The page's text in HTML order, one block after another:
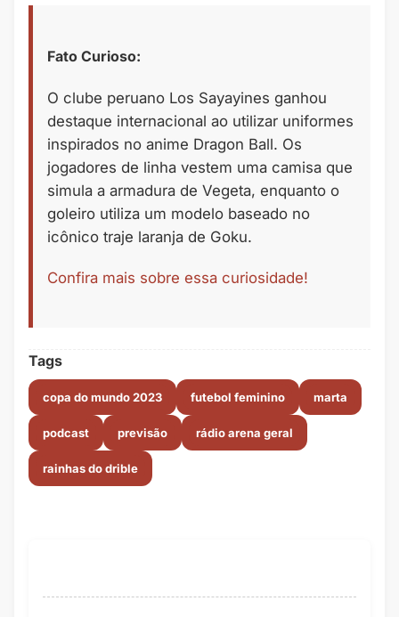
Fato Curioso:
O clube peruano Los Sayayines ganhou
destaque internacional ao utilizar uniformes
inspirados no anime Dragon Ball. Os
jogadores de linha vestem uma camisa que
simula a armadura de Vegeta, enquanto o
goleiro utiliza um modelo baseado no
icônico traje laranja de Goku.
Confira mais sobre essa curiosidade!
Tags
copa do mundo 2023 futebol feminino marta
podcast previsão rádio arena geral
rainhas do drible